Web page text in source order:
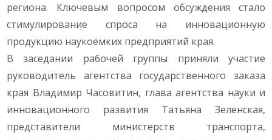
региона. Ключевым вопросом обсуждения стало
стимулирование спроса на инновационную
продукцию наукоёмких предприятий края.
В заседании рабочей группы приняли участие
руководитель агентства государственного заказа
края Владимир Часовитин, глава агентства науки и
инновационного развития Татьяна Зеленская,
представители министерств транспорта,